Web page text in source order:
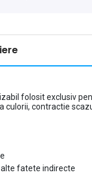
folosit exclusiv
culorii, contractie
fatete indirecte